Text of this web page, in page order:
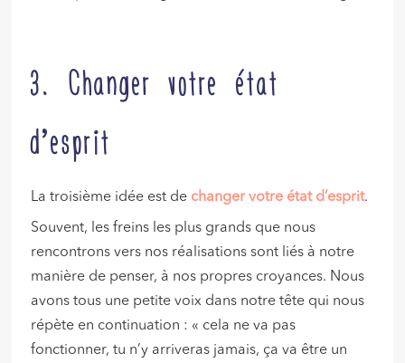
3. Changer votre état
d’esprit
La troisième idée est de changer votre état d’esprit.
Souvent, les freins les plus grands que nous
rencontrons vers nos réalisations sont liés à notre
manière de penser, à nos propres croyances. Nous
avons tous une petite voix dans notre tête qui nous
répète en continuation : « cela ne va pas
fonctionner, tu n’y arriveras jamais, ça va être un